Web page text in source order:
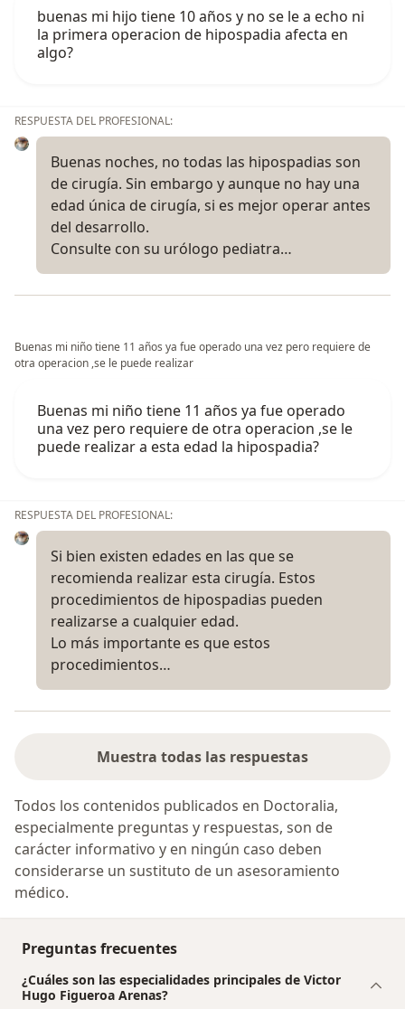
buenas mi hijo tiene 10 años y no se le a echo ni
la primera operacion de hipospadia afecta en
algo?
RESPUESTA DEL PROFESIONAL:
Buenas noches, no todas las hipospadias son
de cirugía. Sin embargo y aunque no hay una
edad única de cirugía, si es mejor operar antes
del desarrollo.
Consulte con su urólogo pediatra…
Buenas mi niño tiene 11 años ya fue operado una vez pero requiere de
otra operacion ,se le puede realizar
Buenas mi niño tiene 11 años ya fue operado
una vez pero requiere de otra operacion ,se le
puede realizar a esta edad la hipospadia?
RESPUESTA DEL PROFESIONAL:
Si bien existen edades en las que se
recomienda realizar esta cirugía. Estos
procedimientos de hipospadias pueden
realizarse a cualquier edad.
Lo más importante es que estos
procedimientos…
Muestra todas las respuestas
Todos los contenidos publicados en Doctoralia,
especialmente preguntas y respuestas, son de
carácter informativo y en ningún caso deben
considerarse un sustituto de un asesoramiento
médico.
Preguntas frecuentes
¿Cuáles son las especialidades principales de Victor
Hugo Figueroa Arenas?